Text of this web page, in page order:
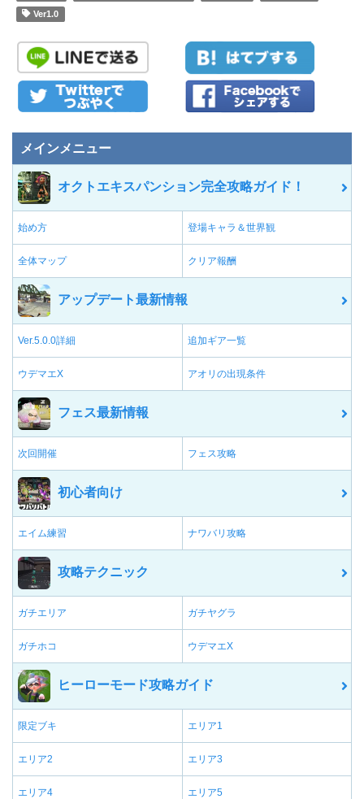
Ver1.0
メインメニュー
オクトエキスパンション完全攻略ガイド！
始め方 登場キャラ＆世界観
全体マップ クリア報酬
アップデート最新情報
Ver.5.0.0詳細 追加ギア一覧
ウデマエX アオリの出現条件
フェス最新情報
次回開催 フェス攻略
初心者向け
エイム練習 ナワバリ攻略
攻略テクニック
ガチエリア ガチヤグラ
ガチホコ ウデマエX
ヒーローモード攻略ガイド
限定ブキ エリア1
エリア2 エリア3
エリア4 エリア5